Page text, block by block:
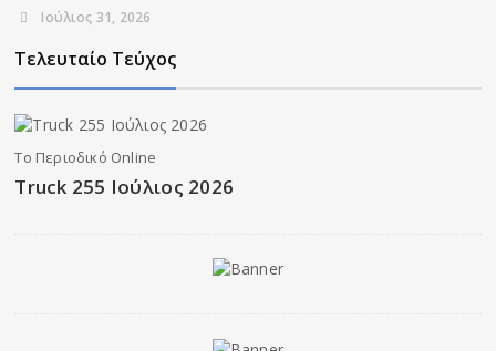
Ιούλιος 31, 2026
Τελευταίο Τεύχος
Το Περιοδικό Online
Truck 255 Ιούλιος 2026